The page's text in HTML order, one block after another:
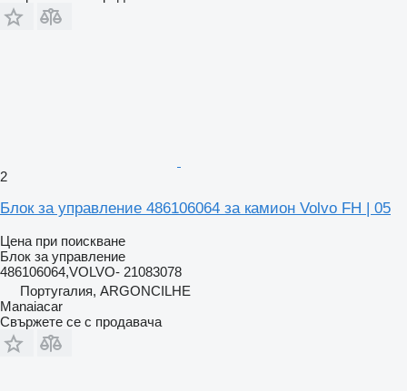
2
Блок за управление 486106064 за камион Volvo FH | 05
Цена при поискване
Блок за управление
486106064,VOLVO- 21083078
Португалия, ARGONCILHE
Manaiacar
Свържете се с продавача